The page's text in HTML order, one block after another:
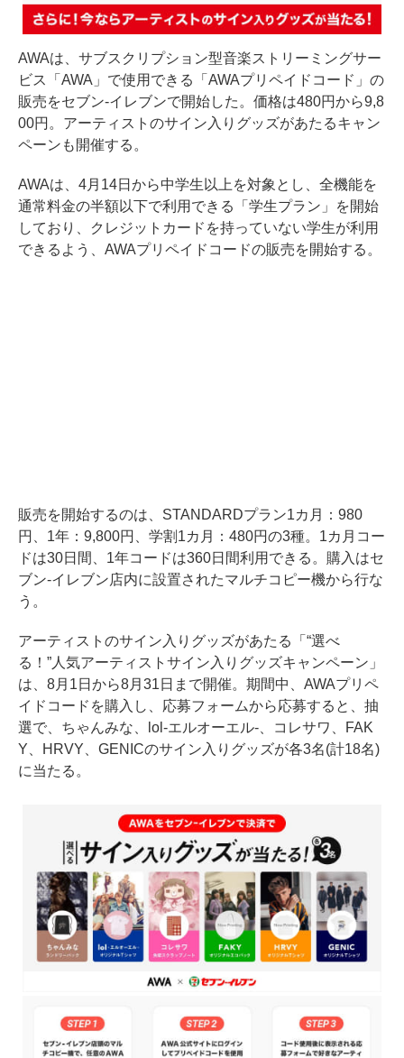
AWAは、サブスクリプション型音楽ストリーミングサー
ビス「AWA」で使用できる「AWAプリペイドコード」の
販売をセブン-イレブンで開始した。価格は480円から9,8
00円。アーティストのサイン入りグッズがあたるキャン
ペーンも開催する。
AWAは、4月14日から中学生以上を対象とし、全機能を
通常料金の半額以下で利用できる「学生プラン」を開始
しており、クレジットカードを持っていない学生が利用
できるよう、AWAプリペイドコードの販売を開始する。
販売を開始するのは、STANDARDプラン1カ月：980
円、1年：9,800円、学割1カ月：480円の3種。1カ月コー
ドは30日間、1年コードは360日間利用できる。購入はセ
ブン-イレブン店内に設置されたマルチコピー機から行な
う。
アーティストのサイン入りグッズがあたる「“選べ
る！”人気アーティストサイン入りグッズキャンペーン」
は、8月1日から8月31日まで開催。期間中、AWAプリペ
イドコードを購入し、応募フォームから応募すると、抽
選で、ちゃんみな、lol-エルオーエル-、コレサワ、FAK
Y、HRVY、GENICのサイン入りグッズが各3名(計18名)
に当たる。